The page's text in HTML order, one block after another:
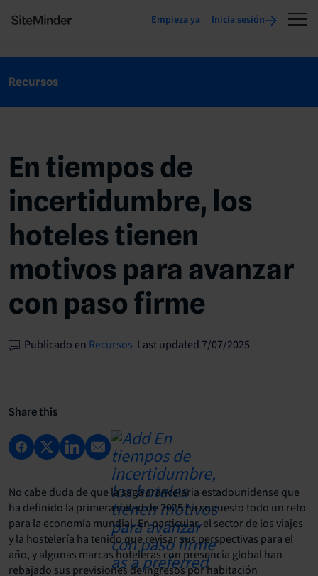
Empieza ya Inicia sesión
Recursos
En tiempos de
incertidumbre, los
hoteles tienen
motivos para avanzar
con paso firme
Publicado en Recursos Last updated 7/07/2025
Share this
No cabe duda de que la saga arancelaria estadounidense que
ha definido la primera mitad de 2025 ha supuesto todo un reto
para la economía mundial. En particular, el sector de los viajes
y la hostelería ha tenido que revisar sus perspectivas para el
año, y algunas marcas hoteleras con presencia global han
rebajado sus previsiones de ingresos por habitación